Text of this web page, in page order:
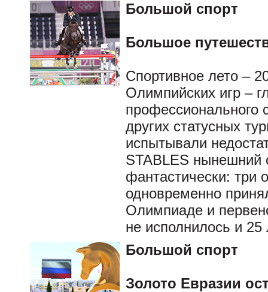
Большой спорт
Большое
Спортивное лето –
Олимпийских игр –
профессионального
других статусных
испытывали
STABLES нынешний
фантастически: три
одновременно
Олимпиаде и
не исполнилось и 25
Большой спорт
Золото Евразии